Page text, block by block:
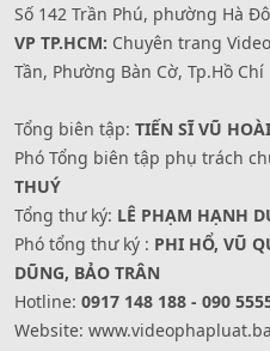
Số 142 Trần Phú, phường Hà
VP TP.HCM: Chuyên trang
Tần, Phường Bàn Cờ, Tp.Hồ
Tổng biên tập: TIẾN SĨ VŨ
Phó Tổng biên tập phụ trách
THUÝ
Tổng thư ký: LÊ PHẠM HẠNH
Phó tổng thư ký : PHI HỔ, VŨ
DŨNG, BẢO TRÂN
Hotline: 0917 148 188 - 090
Website: